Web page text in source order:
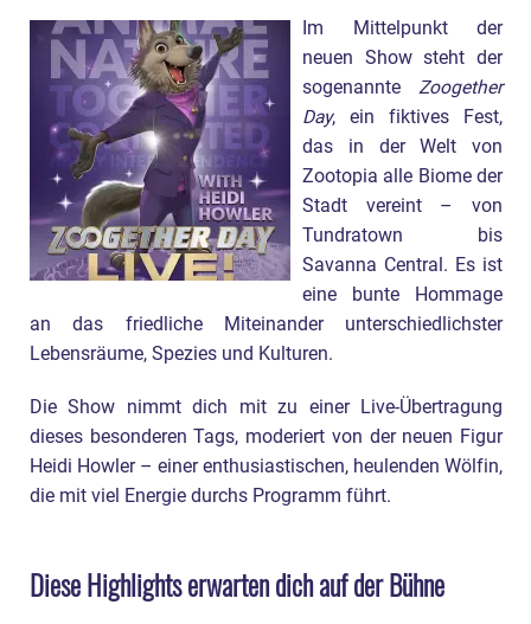
Im Mittelpunkt der
neuen Show steht der
sogenannte Zoogether
Day, ein fiktives Fest,
das in der Welt von
Zootopia alle Biome der
Stadt vereint – von
Tundratown bis
Savanna Central. Es ist
eine bunte Hommage
an das friedliche Miteinander unterschiedlichster
Lebensräume, Spezies und Kulturen.
Die Show nimmt dich mit zu einer Live-Übertragung
dieses besonderen Tags, moderiert von der neuen Figur
Heidi Howler – einer enthusiastischen, heulenden Wölfin,
die mit viel Energie durchs Programm führt.
Diese Highlights erwarten dich auf der Bühne